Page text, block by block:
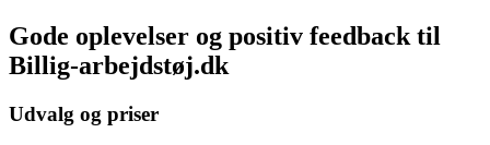
Gode oplevelser og positiv feedback til
Billig-arbejdstøj.dk
Udvalg og priser